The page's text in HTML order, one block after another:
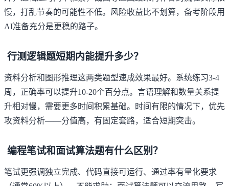
慢，打乱节奏的可能性不低。风险收益比不划算，备考阶段用
AI准备充分是更稳的路子。
行测逻辑题短期内能提升多少？
资料分析和图形推理这两类题型速成效果最好。系统练习3-4
周，正确率可以提升10-20个百分点。言语理解和数量关系提
升相对慢，需要更多时间积累基础。时间有限的情况下，优先
攻资料分析——分值高，有固定套路，适合短期突击。
编程笔试和面试算法题有什么区别？
笔试更强调独立完成、代码直接可运行、通过率有量化要求